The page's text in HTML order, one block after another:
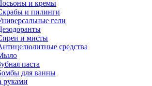
и кремы
и пилинги
гели
и мисты
средства
паста
для ванны
руками